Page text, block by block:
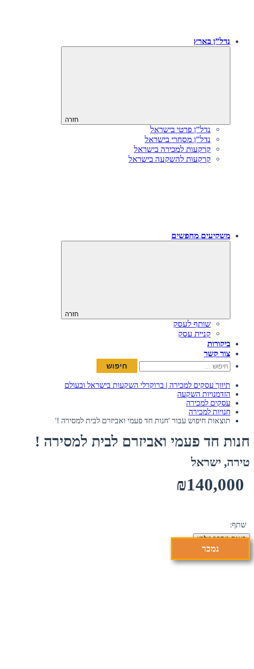
נדל”ן בארץ
חזרה
נדל”ן פרטי בישראל
נדל”ן מסחרי בישראל
קרקעות למכירה בישראל
קרקעות להשקעה בישראל
משקיעים מחפשים
חזרה
שותף לעסק
קניית עסק
ביקורות
צור קשר
חיפוש:
תיווך עסקים למכירה | ברוקרלי השקעות בישראל ובעולם
הזדמנויות השקעה
עסקים למכירה
חנויות למכירה
תוצאות חיפוש עבור 'חנות חד פעמי ואביזרם לבית למסירה !'
חנות חד פעמי ואביזרם לבית למסירה !
טירה, ישראל
₪140,000
שתף:
הצגת מספר טלפון
נמכר